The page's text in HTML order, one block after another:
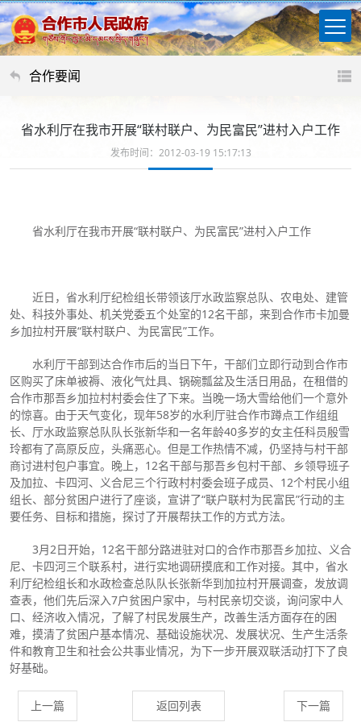
合作要闻
省水利厅在我市开展“联村联户、为民富民”进村入户工作
发布时间：2012-03-19 15:17:13
省水利厅在我市开展“联村联户、为民富民”进村入户工作
近日，省水利厅纪检组长带领该厅水政监察总队、农电处、建管
处、科技外事处、机关党委五个处室的12名干部，来到合作市卡加曼
乡加拉村开展“联村联户、为民富民”工作。
水利厅干部到达合作市后的当日下午，干部们立即行动到合作市
区购买了床单被褥、液化气灶具、锅碗瓢盆及生活日用品，在租借的
合作市那吾乡加拉村村委会住了下来。当晚一场大雪给他们一个意外
的惊喜。由于天气变化，现年58岁的水利厅驻合作市蹲点工作组组
长、厅水政监察总队队长张新华和一名年龄40多岁的女主任科员殷雪
玲都有了高原反应，头痛恶心。但是工作热情不减，仍坚持与村干部
商讨进村包户事宜。晚上，12名干部与那吾乡包村干部、乡领导班子
及加拉、卡四河、义合尼三个行政村村委会班子成员、12个村民小组
组长、部分贫困户进行了座谈，宣讲了“联户联村为民富民”行动的主
要任务、目标和措施，探讨了开展帮扶工作的方式方法。
3月2日开始，12名干部分路进驻对口的合作市那吾乡加拉、义合
尼、卡四河三个联系村，进行实地调研摸底和工作对接。其中，省水
利厅纪检组长和水政检查总队队长张新华到加拉村开展调查，发放调
查表，他们先后深入7户贫困户家中，与村民亲切交谈，询问家中人
口、经济收入情况，了解了村民发展生产，改善生活方面存在的困
难，摸清了贫困户基本情况、基础设施状况、发展状况、生产生活条
件和教育卫生和社会公共事业情况，为下一步开展双联活动打下了良
好基础。
上一篇 返回列表 下一篇